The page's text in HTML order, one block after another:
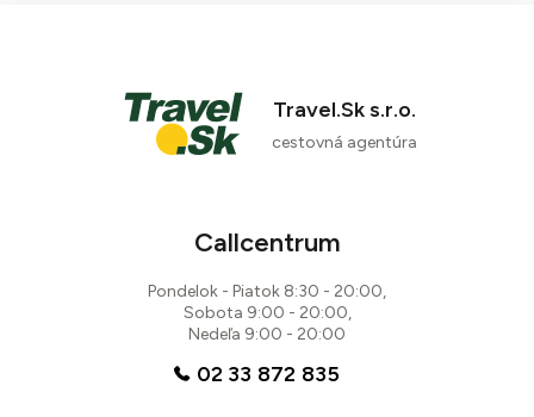
88 %
Travel.Sk s.r.o.
cestovná agentúra
Callcentrum
Pondelok - Piatok 8:30 - 20:00,
Sobota 9:00 - 20:00,
Nedeľa 9:00 - 20:00
02 33 872 835